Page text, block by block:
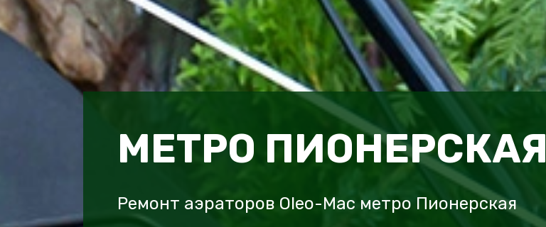
МЕТРО ПИОНЕРСКАЯ
Ремонт аэраторов Oleo-Mac метро Пионерская